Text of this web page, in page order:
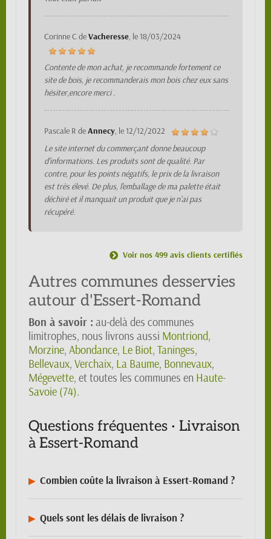
Corinne CdeVacheresse, le 18/03/2024
Contente de mon achat, je recommande fortement ce
site de bois, je recommanderais mon bois chez eux sans
hésiter,encore merci .
Pascale R deAnnecy, le 12/12/2022
Le site internet du commerçant donne beaucoup
d'informations. Les produits sont de qualité. Par
contre, pour les points négatifs, le prix de la livraison
est très élevé. De plus, l'emballage de ma palette était
déchiré et il manquait un produit que je n'ai pas
récupéré.
Voir nos 499 avis clients certifiés
Autres communes desservies
autour d'Essert-Romand
Bon à savoir : au-delà des communes
limitrophes, nous livrons aussi Montriond,
Morzine, Abondance, Le Biot, Taninges,
Bellevaux, Verchaix, La Baume, Bonnevaux,
Mégevette, et toutes les communes en Haute-
Savoie (74).
Questions fréquentes · Livraison
à Essert-Romand
Combien coûte la livraison à Essert-Romand ?
Quels sont les délais de livraison ?